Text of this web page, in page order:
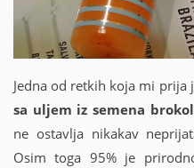
Jedna od retkih koja mi prija
sa uljem iz semena
ne ostavlja nikakav
Osim toga 95% je